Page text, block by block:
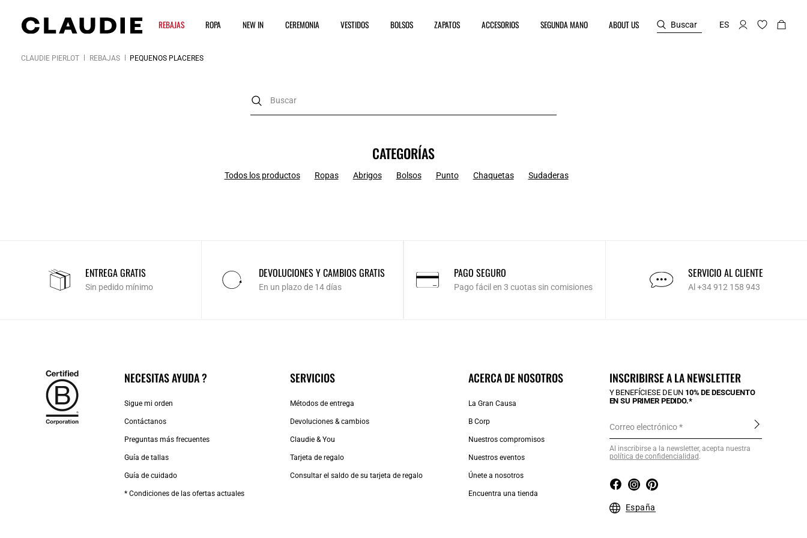
REBAJAS ROPA NEW IN CEREMONIA VESTIDOS BOLSOS ZAPATOS ACCESORIOS SEGUNDA MANO ABOUT US Buscar ES
CLAUDIE PIERLOT REBAJAS PEQUEÑOS PLACERES
CATEGORÍAS
Todos los productos Ropas Abrigos Bolsos Punto Chaquetas Sudaderas
ENTREGA GRATIS
Sin pedido mínimo
DEVOLUCIONES Y CAMBIOS GRATIS
En un plazo de 14 días
PAGO SEGURO
Pago fácil en 3 cuotas sin comisiones
SERVICIO AL CLIENTE
Al +34 912 158 943
NECESITAS AYUDA ?
Sigue mi orden
Contáctanos
Preguntas más frecuentes
Guía de tallas
Guía de cuidado
* Condiciones de las ofertas actuales
SERVICIOS
Métodos de entrega
Devoluciones & cambios
Claudie & You
Tarjeta de regalo
Consultar el saldo de su tarjeta de regalo
ACERCA DE NOSOTROS
La Gran Causa
B Corp
Nuestros compromisos
Nuestros eventos
Únete a nosotros
Encuentra una tienda
INSCRIBIRSE A LA NEWSLETTER
Y BENEFÍCIESE DE UN 10% DE DESCUENTO
EN SU PRIMER PEDIDO.*
Correo electrónico
Al inscribirse a la newsletter, acepta nuestra
política de confidencialidad.
España